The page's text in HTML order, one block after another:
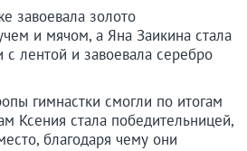
завоевала золото
и мячом, а Яна Заикина стала
лентой и завоевала серебро
гимнастки смогли по итогам
Ксения стала победительницей,
благодаря чему они